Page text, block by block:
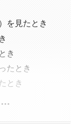
を見たとき
き
たとき
とき